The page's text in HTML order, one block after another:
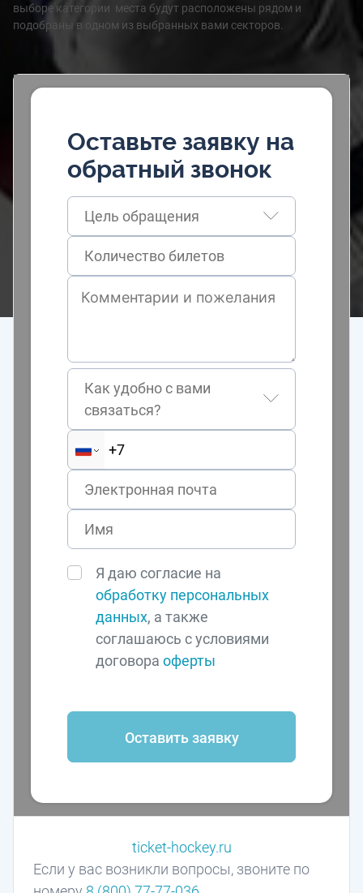
выборе категории места будут расположены рядом и
подобраны в одном из выбранных вами секторов.
Оставьте заявку на
обратный звонок
Цель обращения
Как удобно с вами
связаться?
Я даю согласие на
обработку персональных
данных, а также
соглашаюсь с условиями
договораоферты
Оставить заявку
Если у вас возникли вопросы, звоните по
ticket-hockey.ru